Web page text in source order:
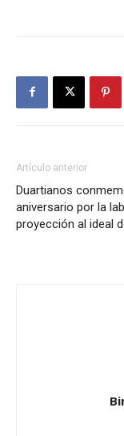
Artículo anterior
Duartianos
aniversario por la
proyección al ideal